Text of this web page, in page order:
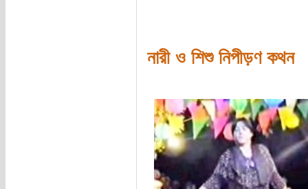
নারী ও শিশু নিপীড়ণ কথন